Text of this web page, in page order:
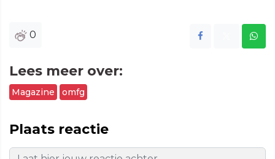
0
Lees meer over:
Magazine omfg
Plaats reactie